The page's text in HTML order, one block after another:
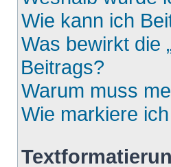
Wie kann ich
Was bewirkt die
Beitrags?
Warum muss
Wie markiere